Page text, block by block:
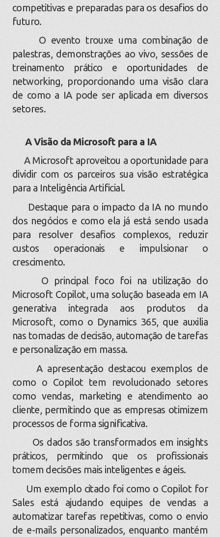
competitivas e preparadas para os desafios do
futuro.
O evento trouxe uma combinação de
palestras, demonstrações ao vivo, sessões de
treinamento prático e oportunidades de
networking, proporcionando uma visão clara
de como a IA pode ser aplicada em diversos
setores.
A Visão da Microsoft para a IA
A Microsoft aproveitou a oportunidade para
dividir com os parceiros sua visão estratégica
para a Inteligência Artificial.
Destaque para o impacto da IA no mundo
dos negócios e como ela já está sendo usada
para resolver desafios complexos, reduzir
custos operacionais e impulsionar o
crescimento.
O principal foco foi na utilização do
Microsoft Copilot, uma solução baseada em IA
generativa integrada aos produtos da
Microsoft, como o Dynamics 365, que auxilia
nas tomadas de decisão, automação de tarefas
e personalização em massa.
A apresentação destacou exemplos de
como o Copilot tem revolucionado setores
como vendas, marketing e atendimento ao
cliente, permitindo que as empresas otimizem
processos de forma significativa.
Os dados são transformados em insights
práticos, permitindo que os profissionais
tomem decisões mais inteligentes e ágeis.
Um exemplo citado foi como o Copilot for
Sales está ajudando equipes de vendas a
automatizar tarefas repetitivas, como o envio
de e-mails personalizados, enquanto mantém